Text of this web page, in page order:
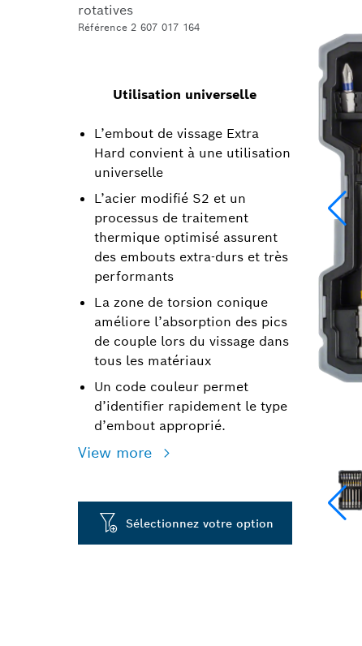
rotatives
Référence 2 607 017 164
Utilisation universelle
L’embout de vissage Extra
Hard convient à une utilisation
universelle
L’acier modifié S2 et un
processus de traitement
thermique optimisé assurent
des embouts extra-durs et très
performants
La zone de torsion conique
améliore l’absorption des pics
de couple lors du vissage dans
tous les matériaux
Un code couleur permet
d’identifier rapidement le type
d’embout approprié.
View more
Sélectionnez votre option